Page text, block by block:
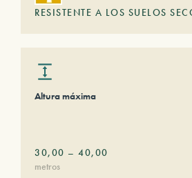
RESISTENTE A LOS SUELOS
Altura máxima
30,00 – 40,00
metros